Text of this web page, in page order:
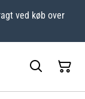
ved køb over